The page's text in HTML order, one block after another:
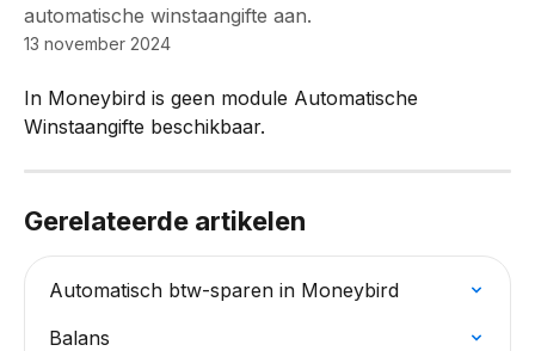
automatische winstaangifte aan.
13 november 2024
In Moneybird is geen module Automatische
Winstaangifte beschikbaar.
Gerelateerde artikelen
Automatisch btw-sparen in Moneybird
Balans